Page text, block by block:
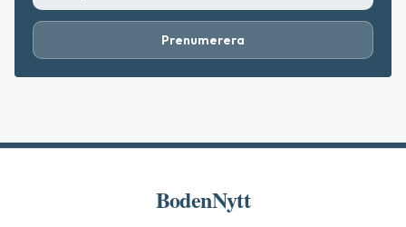
Prenumerera
BodenNytt